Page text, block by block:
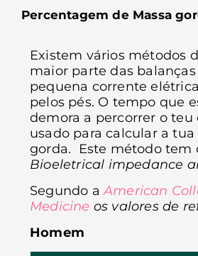
Percentagem de Massa
Existem vários métodos
maior parte das
pequena corrente
pelos pés. O tempo que
demora a percorrer o teu
usado para calcular a tua
gorda.
Este método tem
Bioeletrical impedance
Segundo aAmerican
Medicine os valores de
Homem